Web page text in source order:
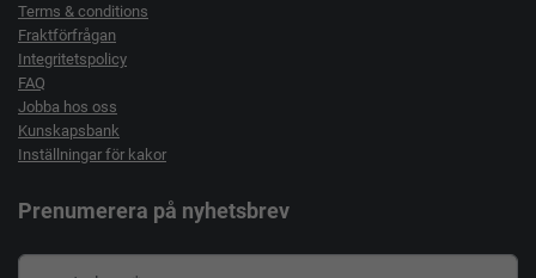
Terms & conditions
Fraktförfrågan
Integritetspolicy
FAQ
Jobba hos oss
Kunskapsbank
Inställningar för kakor
Prenumerera på nyhetsbrev